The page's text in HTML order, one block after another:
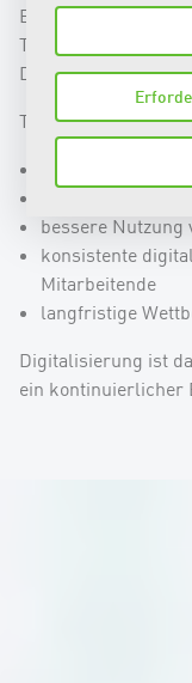
Branche. Steigende
Transparenz und
Digitalisierung zu
Typische Ziele der
Vereinfachung
bessere Nutzung
konsistente
Mitarbeitende
langfristige
Digitalisierung ist
ein kontinuierlicher